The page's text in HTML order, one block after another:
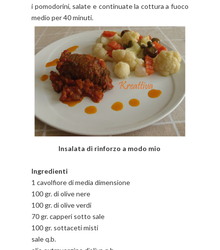
i pomodorini, salate e continuate la cottura a fuoco
medio per 40 minuti.
Insalata di rinforzo a modo mio
Ingredienti
1 cavolfiore di media dimensione
100 gr. di olive nere
100 gr. di olive verdi
70 gr. capperi sotto sale
100 gr. sottaceti misti
sale q.b.